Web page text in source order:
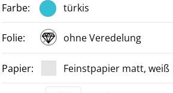
türkis
ohne Veredelung
Feinstpapier matt, weiß